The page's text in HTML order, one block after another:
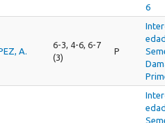
6
A.
6-3, 4-6, 6-7
(3)
P